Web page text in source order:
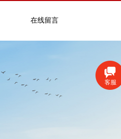
在线留言
客服